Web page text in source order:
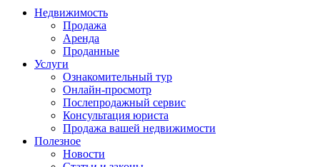
Недвижимость
Продажа
Аренда
Проданные
Услуги
Ознакомительный тур
Онлайн-просмотр
Послепродажный сервис
Консультация юриста
Продажа вашей недвижимости
Полезное
Новости